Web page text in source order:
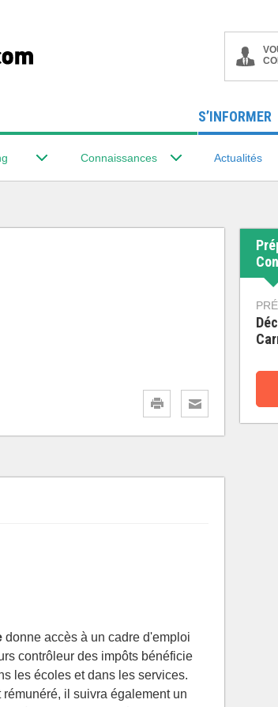
Connaissances
S’INFORMER
Actualités
donne accès à un cadre d'emploi
contrôleur des impôts bénéficie
les écoles et dans les services.
il suivra également un